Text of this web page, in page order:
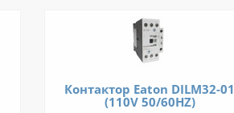
Контактор Eaton DILM32-01
(110V 50/60HZ)